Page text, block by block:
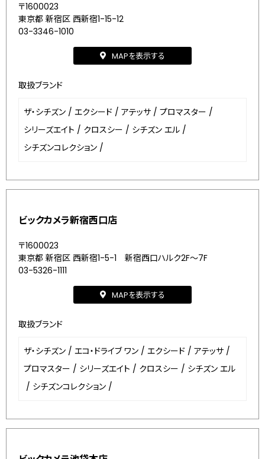
〒1600023
東京都 新宿区 西新宿1-15-12
03-3346-1010
MAPを表示する
取扱ブランド
ザ・シチズン / エクシード / アテッサ / プロマスター /
シリーズエイト / クロスシー / シチズン エル /
シチズンコレクション /
ビックカメラ新宿西口店
〒1600023
東京都 新宿区 西新宿1-5-1 新宿西口ハルク2F～7F
03-5326-1111
MAPを表示する
取扱ブランド
ザ・シチズン / エコ・ドライブ ワン / エクシード / アテッサ /
プロマスター / シリーズエイト / クロスシー / シチズン エル
/ シチズンコレクション /